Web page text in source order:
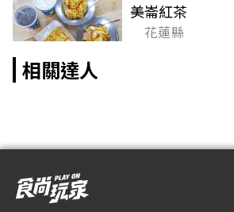
美崙紅茶
花蓮縣
相關達人